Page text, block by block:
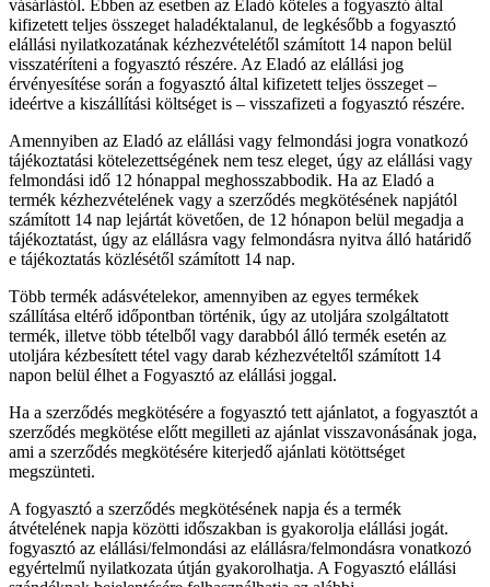
vásárlástól. Ebben az esetben az Eladó köteles a fogyasztó által
kifizetett teljes összeget haladéktalanul, de legkésőbb a fogyasztó
elállási nyilatkozatának kézhezvételétől számított 14 napon belül
visszatéríteni a fogyasztó részére. Az Eladó az elállási jog
érvényesítése során a fogyasztó által kifizetett teljes összeget –
ideértve a kiszállítási költséget is – visszafizeti a fogyasztó részére.
Amennyiben az Eladó az elállási vagy felmondási jogra vonatkozó
tájékoztatási kötelezettségének nem tesz eleget, úgy az elállási vagy
felmondási idő 12 hónappal meghosszabbodik. Ha az Eladó a
termék kézhezvételének vagy a szerződés megkötésének napjától
számított 14 nap lejártát követően, de 12 hónapon belül megadja a
tájékoztatást, úgy az elállásra vagy felmondásra nyitva álló határidő
e tájékoztatás közlésétől számított 14 nap.
Több termék adásvételekor, amennyiben az egyes termékek
szállítása eltérő időpontban történik, úgy az utoljára szolgáltatott
termék, illetve több tételből vagy darabból álló termék esetén az
utoljára kézbesített tétel vagy darab kézhezvételtől számított 14
napon belül élhet a Fogyasztó az elállási joggal.
Ha a szerződés megkötésére a fogyasztó tett ajánlatot, a fogyasztót a
szerződés megkötése előtt megilleti az ajánlat visszavonásának joga,
ami a szerződés megkötésére kiterjedő ajánlati kötöttséget
megszünteti.
A fogyasztó a szerződés megkötésének napja és a termék
átvételének napja közötti időszakban is gyakorolja elállási jogát.
fogyasztó az elállási/felmondási az elállásra/felmondásra vonatkozó
egyértelmű nyilatkozata útján gyakorolhatja. A Fogyasztó elállási